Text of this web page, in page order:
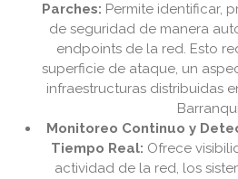
Parches: Permite identificar,
de seguridad de manera
endpoints de la red. Esto
superficie de ataque, un
infraestructuras distribuidas
Monitoreo Continuo y
Tiempo Real: Ofrece
actividad de la red, los